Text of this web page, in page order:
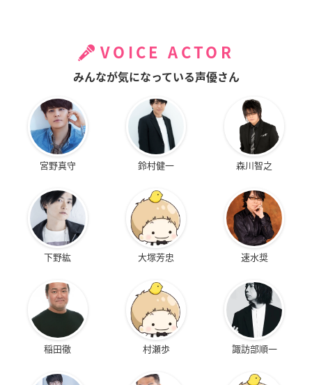
VOICE ACTOR
みんなが気になっている声優さん
宮野真守 鈴村健一 森川智之
下野紘 大塚芳忠 速水奨
稲田徹 村瀬歩 諏訪部順一